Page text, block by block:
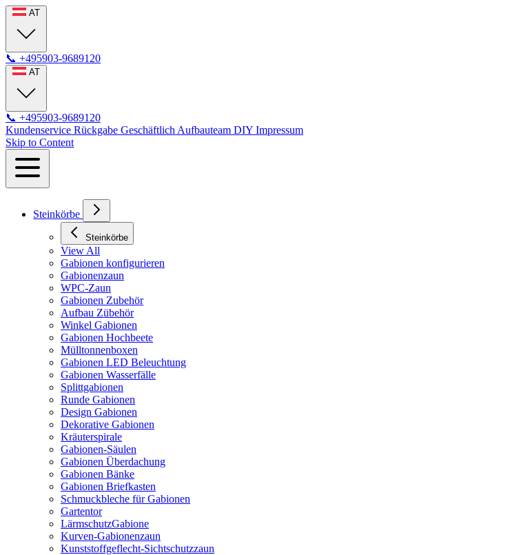
AT
📞 +495903-9689120
AT
📞 +495903-9689120
Kundenservice Rückgabe Geschäftlich Aufbauteam DIY Impressum
Skip to Content
Steinkörbe
Steinkörbe
View All
Gabionen konfigurieren
Gabionenzaun
WPC-Zaun
Gabionen Zubehör
Aufbau Zübehör
Winkel Gabionen
Gabionen Hochbeete
Mülltonnenboxen
Gabionen LED Beleuchtung
Gabionen Wasserfälle
Splittgabionen
Runde Gabionen
Design Gabionen
Dekorative Gabionen
Kräuterspirale
Gabionen-Säulen
Gabionen Überdachung
Gabionen Bänke
Gabionen Briefkasten
Schmuckbleche für Gabionen
Gartentor
LärmschutzGabione
Kurven-Gabionenzaun
Kunststoffgeflecht-Sichtschutzzaun